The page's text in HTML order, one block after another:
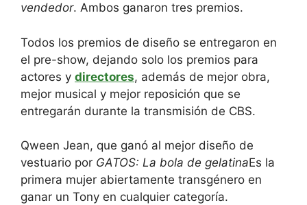
vendedor. Ambos ganaron tres premios.
Todos los premios de diseño se entregaron en
el pre-show, dejando solo los premios para
actores y directores, además de mejor obra,
mejor musical y mejor reposición que se
entregarán durante la transmisión de CBS.
Qween Jean, que ganó al mejor diseño de
vestuario por GATOS: La bola de gelatinaEs la
primera mujer abiertamente transgénero en
ganar un Tony en cualquier categoría.